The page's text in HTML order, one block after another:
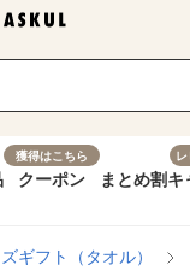
獲得はこちら
クーポン まとめ割キ
ギフト（タオル）